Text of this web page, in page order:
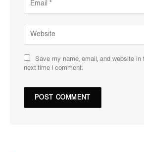
Save my name, email, and website
next time I comment.